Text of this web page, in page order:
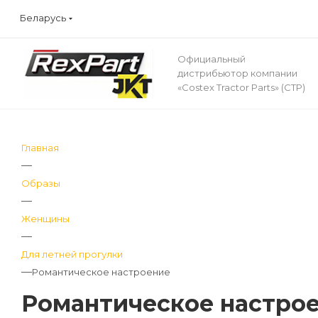
Беларусь
Официальный
дистрибьютор компании
«Costex Tractor Parts» (CTP)
Главная
—
Образы
—
Женщины
—
Для летней прогулки
—Романтическое настроение
Романтическое